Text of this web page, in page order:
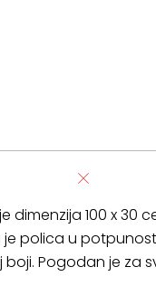
dimenzija 100 x
polica u
boji. Pogodan je za